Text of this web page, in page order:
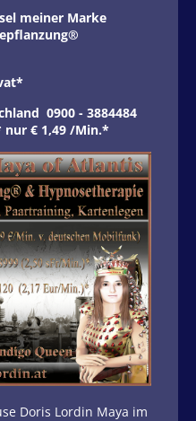
meiner Marke
0900 - 3884484
€ 1,49 /Min.*
Doris Lordin Maya im